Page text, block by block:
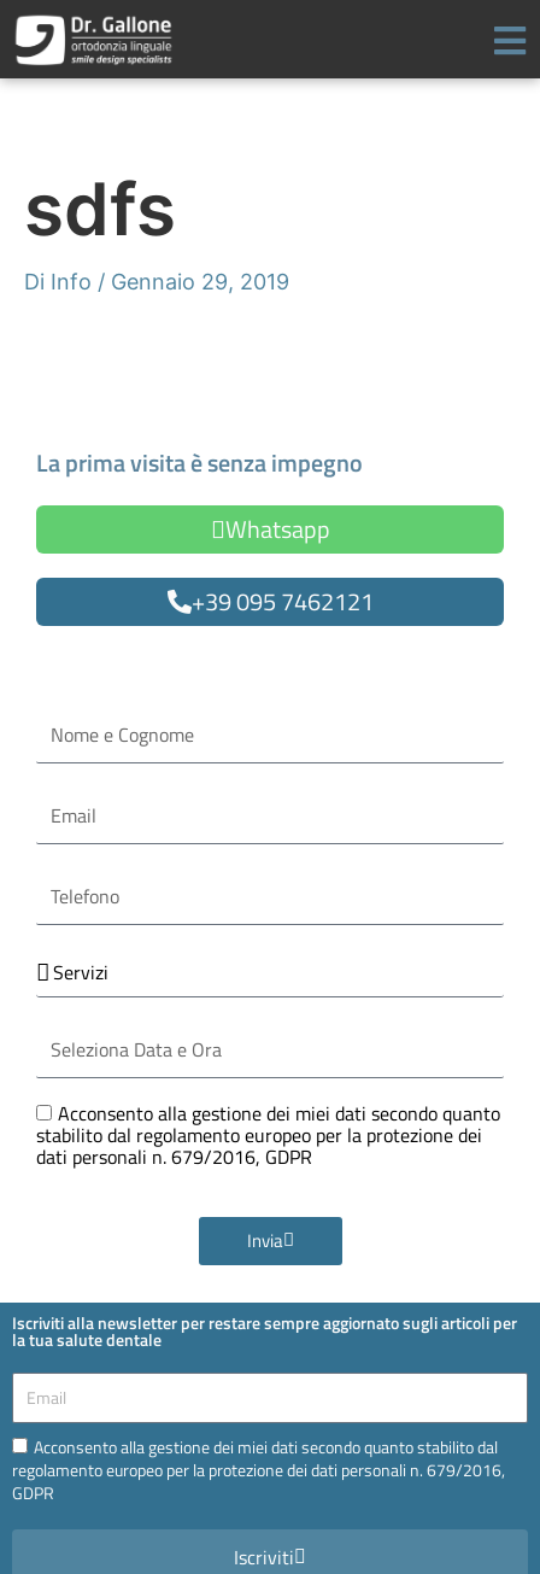
contenuto
sdfs
Di Info / Gennaio 29, 2019
La prima visita è senza impegno
Whatsapp
+39 095 7462121
Cognome
Servizi
Data
e
GDPR
Acconsento alla gestione dei miei dati secondo quanto
stabilito dal regolamento europeo per la protezione dei
dati personali n. 679/2016, GDPR
Invia
Iscriviti alla newsletter per restare sempre aggiornato sugli articoli per
la tua salute dentale
Email
Email
Acconsento alla gestione dei miei dati secondo quanto stabilito dal
regolamento europeo per la protezione dei dati personali n. 679/2016,
GDPR
Iscriviti